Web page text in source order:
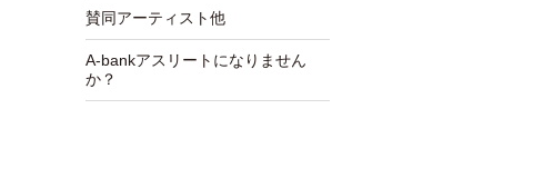
賛同アーティスト他
A-bankアスリートになりません
か？